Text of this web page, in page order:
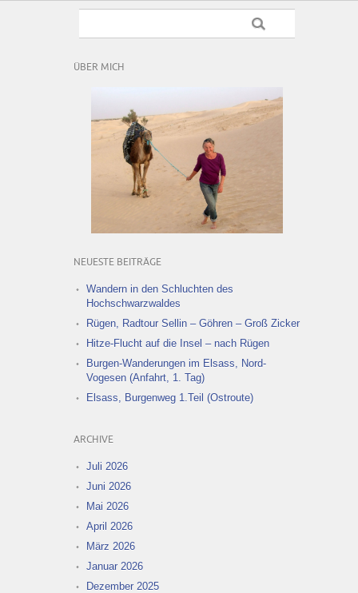
ÜBER MICH
NEUESTE BEITRÄGE
Wandern in den Schluchten des
Hochschwarzwaldes
Rügen, Radtour Sellin – Göhren – Groß Zicker
Hitze-Flucht auf die Insel – nach Rügen
Burgen-Wanderungen im Elsass, Nord-
Vogesen (Anfahrt, 1. Tag)
Elsass, Burgenweg 1.Teil (Ostroute)
ARCHIVE
Juli 2026
Juni 2026
Mai 2026
April 2026
März 2026
Januar 2026
Dezember 2025